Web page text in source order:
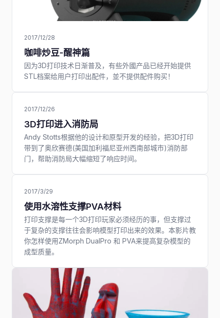
2017/12/28
咖啡炒豆-醒神篇
因为3D打印技术日渐普及，有些外國产品已经开始提供
STL档案给用户打印出配件，並不提供配件购买！
2017/12/26
3D打印进入消防局
Andy Stotts根据他的设计和原型开发的经验，把3D打印
带到了奥欣赛德(美国加利福尼亚州西南部城市)消防部
门，帮助消防局大幅缩短了响应时间。
2017/3/29
使用水溶性支撑PVA材料
打印支撑是每一个3D打印玩家必须经历的事，但支撑过
于复杂的支撑往往会影响模型打印出来的效果。本影片教
你怎样使用ZMorph DualPro 和 PVA来提高复杂模型的
成型质量。